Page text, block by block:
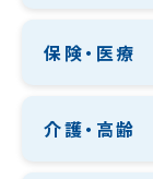
保険・医療
介護・高齢